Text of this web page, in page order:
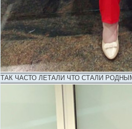
ТАК ЧАСТО ЛЕТАЛИ ЧТО СТАЛИ